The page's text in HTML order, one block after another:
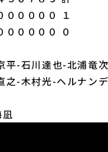
０００００ １
０００００ ０
平-石川達也-北浦竜
之-木村光-ヘルナン